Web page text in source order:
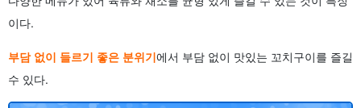
이다.
부담 없이 들르기 좋은 분위기에서 부담 없이 맛있는 꼬치구이를 즐길
수 있다.